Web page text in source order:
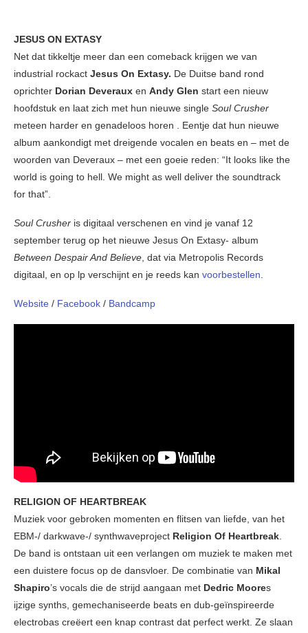
JESUS ON EXTASY
Net dat tikkeltje meer dan een comeback krijgen we van
industrial rockact Jesus On Extasy. De Duitse band rond
oprichter Dorian Deveraux en Andy Glen start een nieuw
hoofdstuk en laat zich met hun nieuwe single Soul Crusher
meteen harder en genadeloos horen . Eentje dat hun nieuwe
album aankondigt met dreigende vocalen en beats en – met de
woorden van Deveraux – met een goeie reden: “It looks like the
world is going to hell. We might as well deliver the soundtrack
for that”.
Soul Crusher is digitaal verschenen en vind je vanaf 12
september terug op het nieuwe Jesus On Extasy- album
Between Despair And Believe , dat via Metropolis Records
digitaal, en op lp verschijnt en je reeds kan voorbestellen
Website / Facebook / Bandcamp
RELIGION OF HEARTBREAK
Muziek voor gebroken momenten en flitsen van liefde, van het
EBM-/ darkwave-/ synthwaveproject Religion Of Heartbreak.
De band is ontstaan uit een verlangen om muziek te maken met
een duistere focus op de dansvloer. De combinatie van Mikal
Shapiro’s vocals die de strijd aangaan met Dedric Moores
ijzige synths, gemechaniseerde beats en dub-geïnspireerde
electrobas creëert een knap contrast dat perfect werkt. Ze slaan